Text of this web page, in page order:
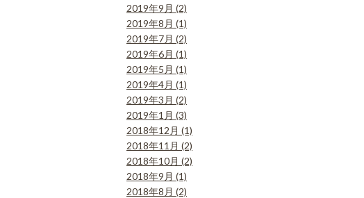
2019年9月 (2)
2019年8月 (1)
2019年7月 (2)
2019年6月 (1)
2019年5月 (1)
2019年4月 (1)
2019年3月 (2)
2019年1月 (3)
2018年12月 (1)
2018年11月 (2)
2018年10月 (2)
2018年9月 (1)
2018年8月 (2)